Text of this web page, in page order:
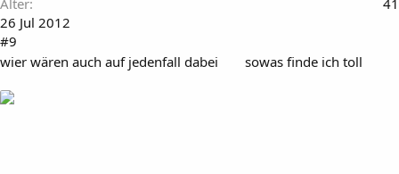
Alter
41
26 Jul 2012
#9
wier wären auch auf jedenfall dabei
sowas finde ich toll